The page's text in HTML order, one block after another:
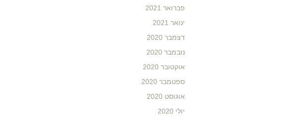
פברואר 2021
ינואר 2021
דצמבר 2020
נובמבר 2020
אוקטובר 2020
ספטמבר 2020
אוגוסט 2020
יולי 2020